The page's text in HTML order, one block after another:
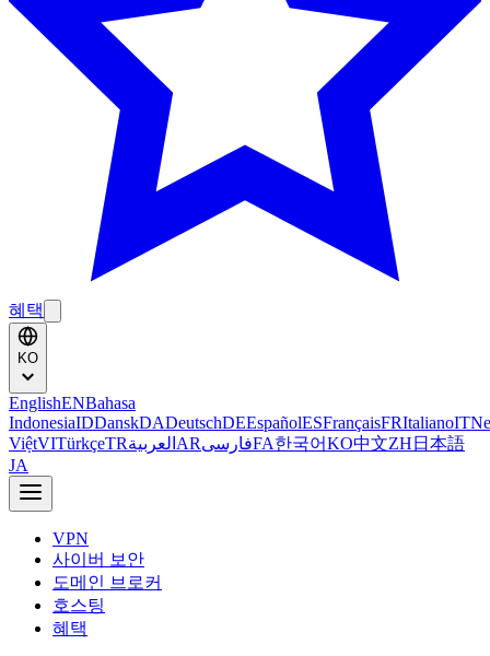
혜택
KO
EnglishENBahasa
IndonesiaIDDanskDADeutschDEEspañolESFrançaisFRItalianoIT
ViệtVITürkçeTRالعربية ARفارسیFA한국어KO中文ZH 日本語
JA
VPN
사이버 보안
도메인 브로커
호스팅
혜택